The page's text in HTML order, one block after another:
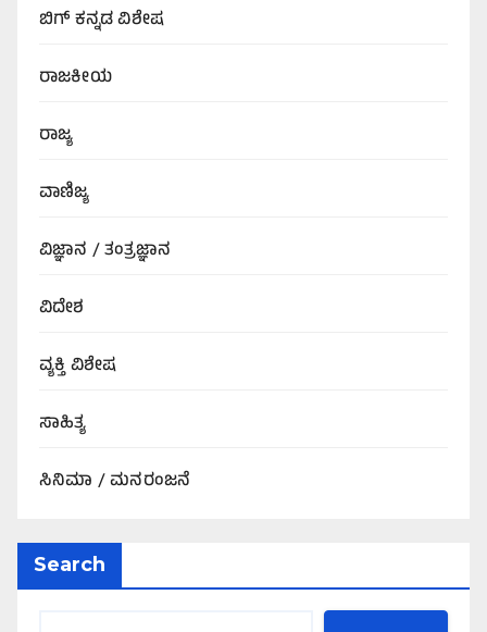
ಬಿಗ್‌ ಕನ್ನಡ ವಿಶೇಷ
ರಾಜಕೀಯ
ರಾಜ್ಯ
ವಾಣಿಜ್ಯ
ವಿಜ್ಞಾನ / ತಂತ್ರಜ್ಞಾನ
ವಿದೇಶ
ವ್ಯಕ್ತಿ ವಿಶೇಷ
ಸಾಹಿತ್ಯ
ಸಿನಿಮಾ / ಮನರಂಜನೆ
Search